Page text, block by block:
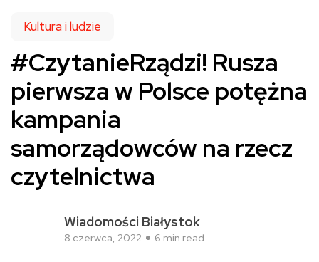
Kultura i ludzie
#CzytanieRządzi! Rusza
pierwsza w Polsce potężna
kampania
samorządowców na rzecz
czytelnictwa
Wiadomości Białystok
8 czerwca, 2022 6 min read